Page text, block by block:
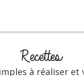
Recettes
à réaliser et